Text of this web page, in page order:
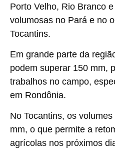
Porto Velho, Rio Branco
volumosas no Pará e no
Tocantins.
Em grande parte da
podem superar 150 mm,
trabalhos no campo,
em Rondônia.
No Tocantins, os
mm, o que permite a
agrícolas nos próximos